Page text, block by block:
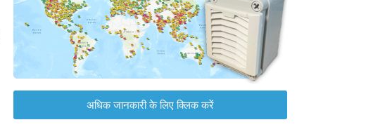
अधिक जानकारी के लिए क्लिक करें